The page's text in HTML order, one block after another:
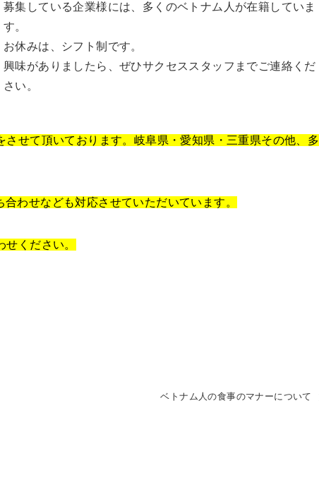
募集している企業様には、多くのベトナム人が在籍していま
す。
お休みは、シフト制です。
興味がありましたら、ぜひサクセススタッフまでご連絡くだ
さい。
せて頂いております。岐阜県・愛知県・三重県その他、多
わせなども対応させていただいています。
ください。
ベトナム人の食事のマナーについて